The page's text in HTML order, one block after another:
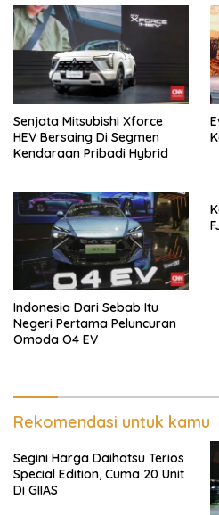
Senjata Mitsubishi Xforce
HEV Bersaing Di Segmen
Kendaraan Pribadi Hybrid
Indonesia Dari Sebab Itu
Negeri Pertama Peluncuran
Omoda O4 EV
Rekomendasi untuk kamu
Segini Harga Daihatsu Terios
Special Edition, Cuma 20 Unit
Di GIIAS